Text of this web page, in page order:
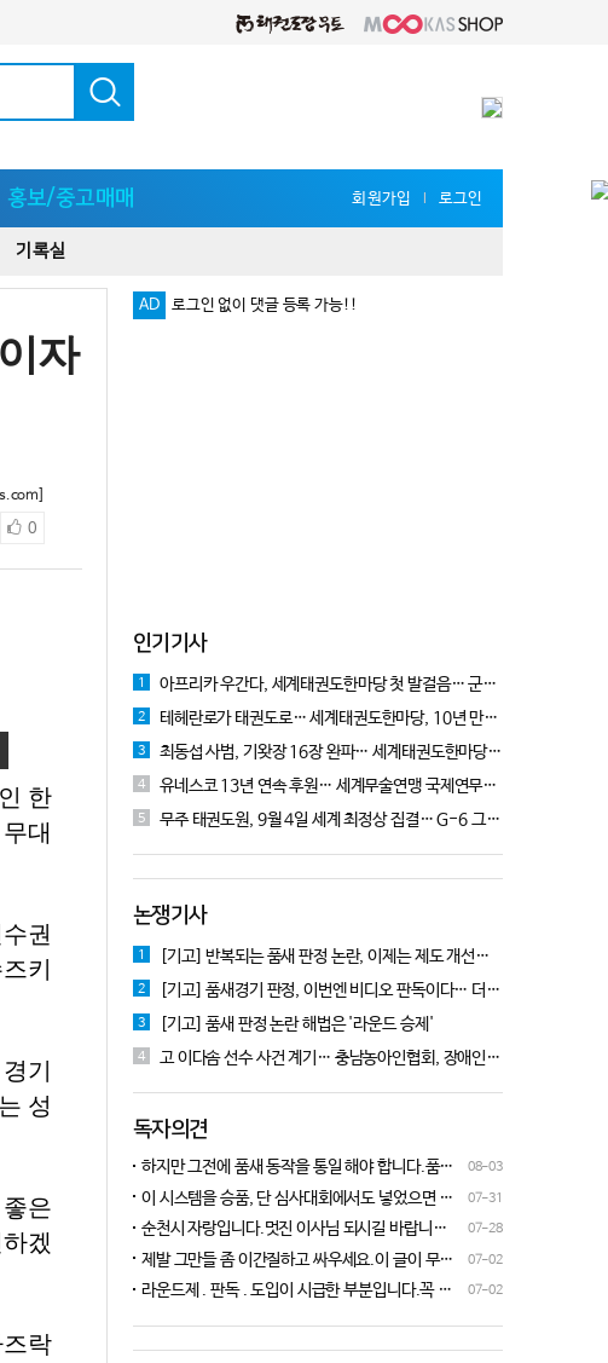
홍보/중고매매 회원가입 l 로그인
기록실
자
0
한
대
권
키
기
성
은
겠
락
AD 로그인 없이 댓글 등록 가능!!
인기기사
1 아프리카 우간다, 세계태권도한마당 첫 발걸음… 군의관 콘데 "잊지 못할 경험"
2 테헤란로가 태권도로… 세계태권도한마당, 10년 만에 국기원서 개막!
3 최동섭 사범, 기왓장 16장 완파… 세계태권도한마당 주먹격파 우승
4 유네스코 13년 연속 후원… 세계무술연맹 국제연무대회 10월 충주서 개막
5 무주 태권도원, 9월 4일 세계 최정상 집결… G-6 그랑프리 시리즈 개막
논쟁기사
1 [기고] 반복되는 품새 판정 논란, 이제는 제도 개선을 논의할 때!
2 [기고] 품새경기 판정, 이번엔 비디오 판독이다… 더 이상 미룰 수 없다
3 [기고] 품새 판정 논란 해법은 '라운드 승제'
4 고 이다솜 선수 사건 계기… 충남농아인협회, 장애인체육 제도개선 9개 정책 제안
독자의견
08-03
하지만 그전에 품새 동작을 통일 해야 합니다.품새
심판 교육에 여러번 참석 했었는데, 강사 마다 동작
할수가 없습니다.하루빨리 강사들이 함께 모여 동
작을 통일 시켜야지 안그러면 항상 분쟁이 생깁니
다.
07-31
이 시스템을 승품, 단 심사대회에서도 넣었으면 좋
겠네요.심사위원들이 일부러 불합격시키고, 이 부
했는데, 번복이 안된답니다.ㅋㅋㅋㅋㅋ 심사위원들
눈이 전부 달라서, 이렇다, 저렇다 말을 할수가 없다
07-28
순천시 자랑입니다.멋진 이사님 되시길 바랍니다
^^♡
07-02
제발 그만들 좀 이간질하고 싸우세요.이 글이 무엇
이 문제인가요?무엇을 얘기하려는지 의도가 무엇
이 노력해 보자는 그런 글 같은데품새 얘기 하는데
왜 갑자기 심판 가오 얘기에 핑크색 옷 얘기 같은 비
07-02
라운드제 . 판독 . 도입이 시급한 부분입니다.꼭 승